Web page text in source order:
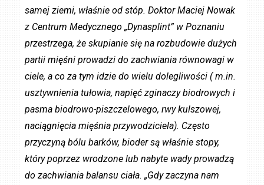
samej ziemi, właśnie od stóp. Doktor Maciej Nowak
z Centrum Medycznego „Dynasplint” w Poznaniu
przestrzega, że skupianie się na rozbudowie dużych
partii mięśni prowadzi do zachwiania równowagi w
ciele, a co za tym idzie do wielu dolegliwości ( m.in.
usztywnienia tułowia, napięć zginaczy biodrowych i
pasma biodrowo-piszczelowego, rwy kulszowej,
naciągnięcia mięśnia przywodziciela). Często
przyczyną bólu barków, bioder są właśnie stopy,
który poprzez wrodzone lub nabyte wady prowadzą
do zachwiania balansu ciała. „Gdy zaczyna nam